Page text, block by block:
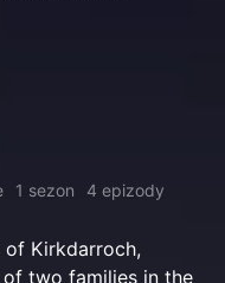
1 sezon 4 epizody
Kirkdarroch,
two families in the